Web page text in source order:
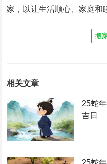
家，以让生活顺心、家庭和
搬
相关文章
25蛇
吉日